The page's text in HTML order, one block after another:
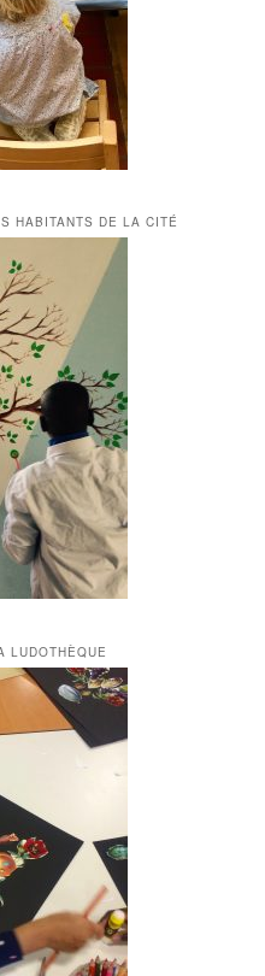
HABITANTS DE LA CITÉ
LUDOTHÈQUE